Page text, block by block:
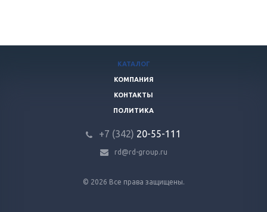
© 2026 Все права защищены.
КАТАЛОГ
КОМПАНИЯ
КОНТАКТЫ
ПОЛИТИКА
+7 (342) 20-55-111
rd@rd-group.ru